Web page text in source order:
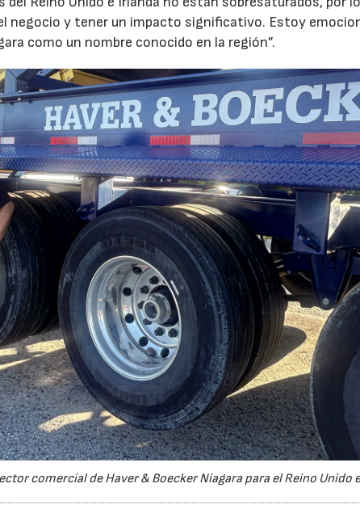
negocio y tener un impacto significativo. Estoy
como un nombre conocido en la región”.
comercial de Haver & Boecker Niagara para el Reino Unido